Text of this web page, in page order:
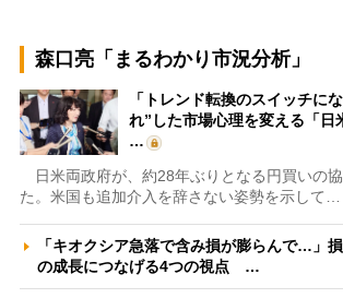
森口亮「まるわかり市況分析」
「トレンド転換のスイッチに
れ”した市場心理を変える「日
…
日米両政府が、約28年ぶりとなる円買いの
た。米国も追加介入を辞さない姿勢を示して…
「キオクシア急落で含み損が膨らんで…」
の成長につなげる4つの視点 …